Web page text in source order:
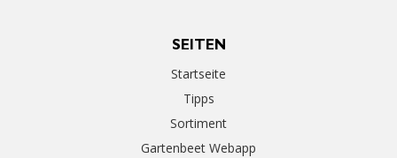
SEITEN
Startseite
Tipps
Sortiment
Gartenbeet Webapp